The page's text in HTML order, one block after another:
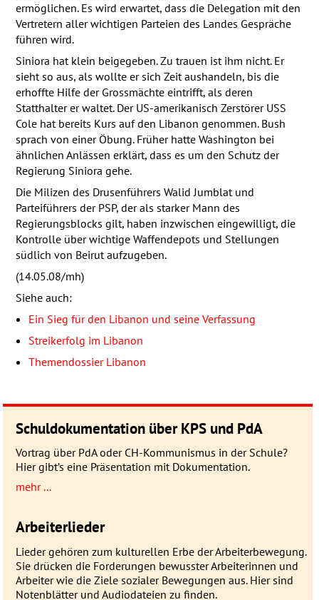
ermöglichen. Es wird erwartet, dass die Delegation mit den
Vertretern aller wichtigen Parteien des Landes Gespräche
führen wird.
Siniora hat klein beigegeben. Zu trauen ist ihm nicht. Er
sieht so aus, als wollte er sich Zeit aushandeln, bis die
erhoffte Hilfe der Grossmächte eintrifft, als deren
Statthalter er waltet. Der US-amerikanisch Zerstörer USS
Cole hat bereits Kurs auf den Libanon genommen. Bush
sprach von einer Öbung. Früher hatte Washington bei
ähnlichen Anlässen erklärt, dass es um den Schutz der
Regierung Siniora gehe.
Die Milizen des Drusenführers Walid Jumblat und
Parteiführers der PSP, der als starker Mann des
Regierungsblocks gilt, haben inzwischen eingewilligt, die
Kontrolle über wichtige Waffendepots und Stellungen
südlich von Beirut aufzugeben.
(14.05.08/mh)
Siehe auch:
Ein Sieg für den Libanon und seine Verfassung
Streikerfolg im Libanon
Themendossier Libanon
Schuldokumentation über KPS und PdA
Vortrag über PdA oder CH-Kommunismus in der Schule?
Hier gibt’s eine Präsentation mit Dokumentation.
mehr ...
Arbeiterlieder
Lieder gehören zum kulturellen Erbe der Arbeiterbewegung.
Sie drücken die Forderungen bewusster Arbeiterinnen und
Arbeiter wie die Ziele sozialer Bewegungen aus. Hier sind
Notenblätter und Audiodateien zu finden.